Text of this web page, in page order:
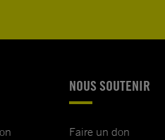
NOUS SOUTENIR
Faire un don